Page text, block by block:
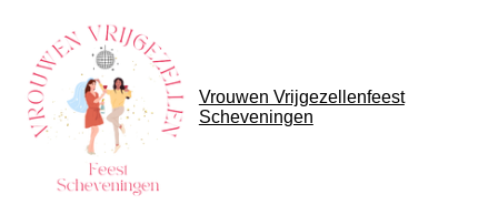
Vrouwen Vrijgezellenfeest
Scheveningen